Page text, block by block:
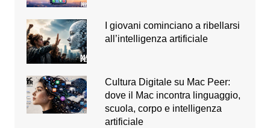
I giovani cominciano a ribellarsi
all’intelligenza artificiale
Cultura Digitale su Mac Peer:
dove il Mac incontra linguaggio,
scuola, corpo e intelligenza
artificiale